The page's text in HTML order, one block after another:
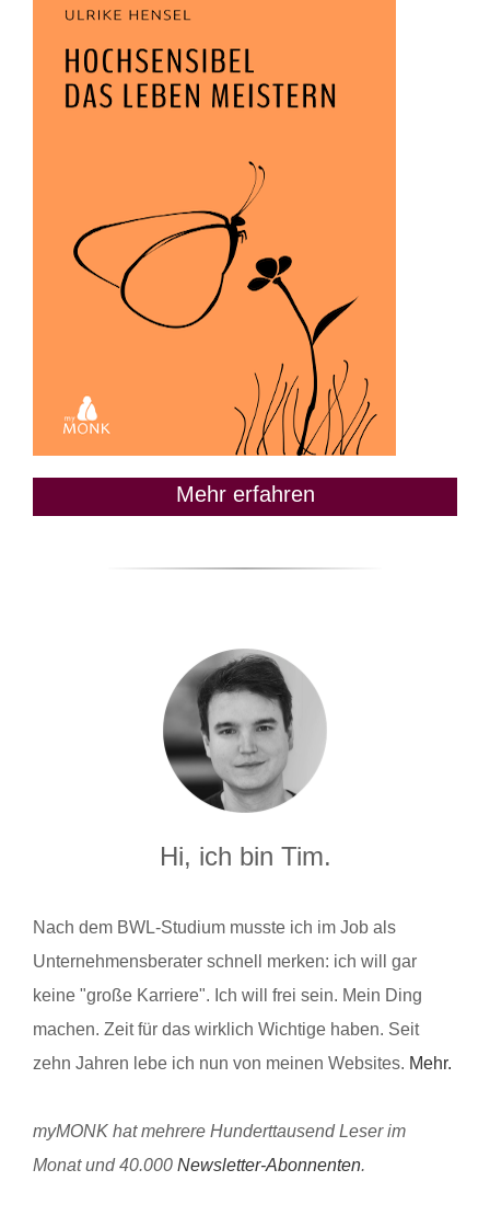
Mehr erfahren
Hi, ich bin Tim.
Nach dem BWL-Studium musste ich im Job als
Unternehmensberater schnell merken: ich will gar
keine "große Karriere". Ich will frei sein. Mein Ding
machen. Zeit für das wirklich Wichtige haben. Seit
zehn Jahren lebe ich nun von meinen Websites. Mehr.
myMONK hat mehrere Hunderttausend Leser im
Monat und 40.000 Newsletter-Abonnenten.